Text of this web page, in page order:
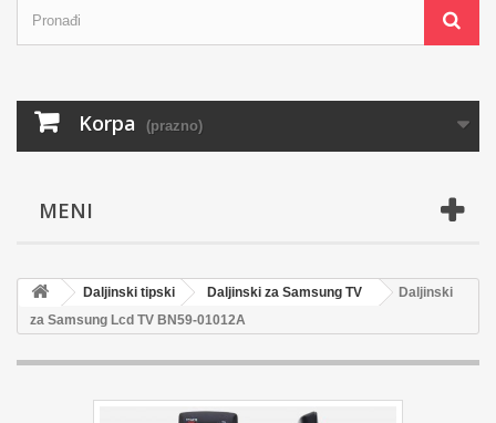
Korpa (prazno)
MENI
Daljinski tipski Daljinski za Samsung TV
Daljinski
za Samsung Lcd TV BN59-01012A